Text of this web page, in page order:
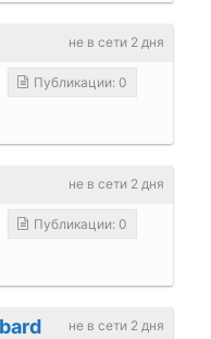
не в сети 2 дня
Публикации: 0
не в сети 2 дня
Публикации: 0
не в сети 2 дня